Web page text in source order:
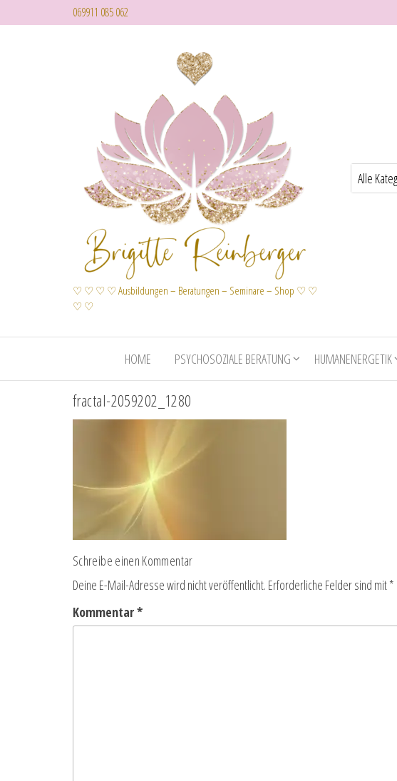
069911 085 062
♡ ♡ ♡ ♡ Ausbildungen – Beratungen – Seminare – Shop ♡ ♡
♡ ♡
HOME PSYCHOSOZIALE BERATUNG HUMANENERGETIK
fractal-2059202_1280
Schreibe einen Kommentar
Deine E-Mail-Adresse wird nicht veröffentlicht. Erforderliche Felder sind mit*
Kommentar*